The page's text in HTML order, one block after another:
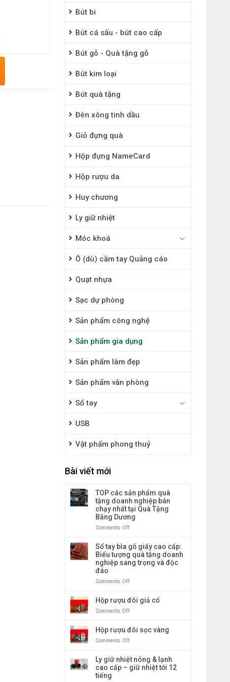
Bút bi
Bút cá sấu - bút cao cấp
Bút gỗ - Quà tặng gỗ
Bút kim loại
Bút quà tặng
Đèn xông tinh dầu
Giỏ đựng quà
Hộp đựng NameCard
Hộp rượu da
Huy chương
Ly giữ nhiệt
Móc khoá
Ô (dù) cầm tay Quảng cáo
Quạt nhựa
Sạc dự phòng
Sản phẩm công nghệ
Sản phẩm gia dụng
Sản phẩm làm đẹp
Sản phẩm văn phòng
Sổ tay
USB
Vật phẩm phong thuỷ
Bài viết mới
TOP các sản phẩm quà
tặng doanh nghiệp bán
chạy nhất tại Quà Tặng
Băng Dương
Comments Offon
các
sản
phẩm
quà
bán
chạy
Quà
Tặng
Dương
Sổ tay bìa gỗ giấy cao cấp:
Biểu tượng quà tặng doanh
nghiệp sang trọng và độc
đáo
Comments Offon
tay
cao
cấp:
quà
tặng
Hộp rượu đôi giả cổ
Comments Offon
rượu
Hộp rượu đôi sọc vàng
Comments Offon
rượu
đôi
sọc
Ly giữ nhiệt nóng & lạnh
cao cấp – giữ nhiệt tới 12
tiếng